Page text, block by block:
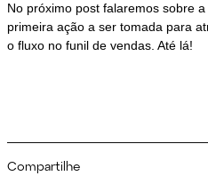
No próximo post falaremos sobre a
primeira ação a ser tomada para
o fluxo no funil de vendas. Até lá!
Compartilhe